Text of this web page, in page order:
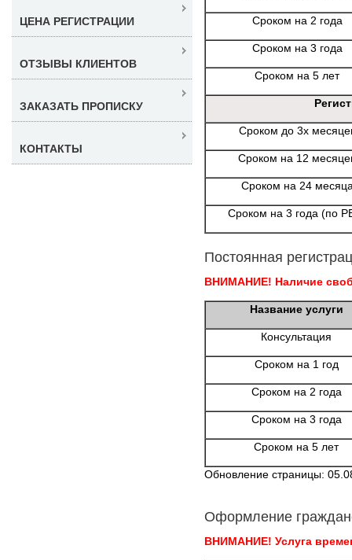
Сроком на 2 года
Сроком на 3 года
Сроком на 5 лет
Сроком до 3х
Сроком на 12
Сроком на 24
Сроком на 3 года (по
Постоянная
ВНИМАНИЕ! Наличие
Название услуги
Консультация
Сроком на 1 год
Сроком на 2 года
Сроком на 3 года
Сроком на 5 лет
Обновление страницы:
Оформление
ВНИМАНИЕ! Услуга
ЦЕНА РЕГИСТРАЦИИ
ОТЗЫВЫ КЛИЕНТОВ
ЗАКАЗАТЬ ПРОПИСКУ
КОНТАКТЫ